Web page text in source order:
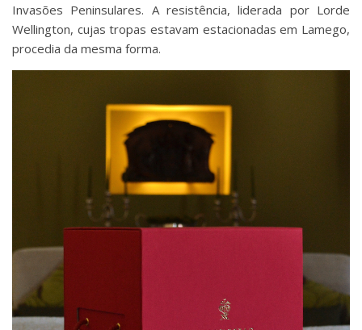
Invasões Peninsulares. A resistência, liderada por Lorde
Wellington, cujas tropas estavam estacionadas em Lamego,
procedia da mesma forma.